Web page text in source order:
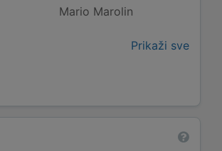
Mario Marolin
Prikaži sve